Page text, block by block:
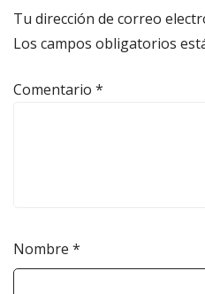
Tu dirección de correo
Los campos obligatorios
Comentario *
Nombre *